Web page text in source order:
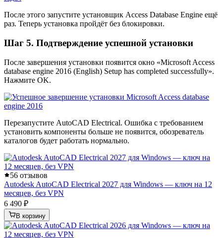
После этого запустите установщик Access Database Engine ещё
раз. Теперь установка пройдёт без блокировки.
Шаг 5. Подтверждение успешной установки
После завершения установки появится окно «Microsoft Access
database engine 2016 (English) Setup has completed successfully».
Нажмите OK.
Перезапустите AutoCAD Electrical. Ошибка с требованием
установить компоненты больше не появится, обозреватель
каталогов будет работать нормально.
56 отзывов
Autodesk AutoCAD Electrical 2027 для Windows — ключ на 12
месяцев, без VPN
6 490 ₽
В корзину